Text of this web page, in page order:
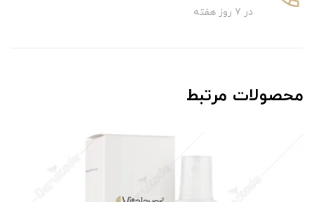
در 7 روز هفته
محصولات مرتبط